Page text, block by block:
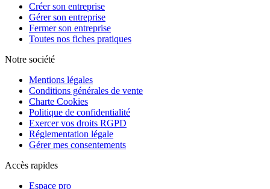
Créer son entreprise
Gérer son entreprise
Fermer son entreprise
Toutes nos fiches pratiques
Notre société
Mentions légales
Conditions générales de vente
Charte Cookies
Politique de confidentialité
Exercer vos droits RGPD
Réglementation légale
Gérer mes consentements
Accès rapides
Espace pro